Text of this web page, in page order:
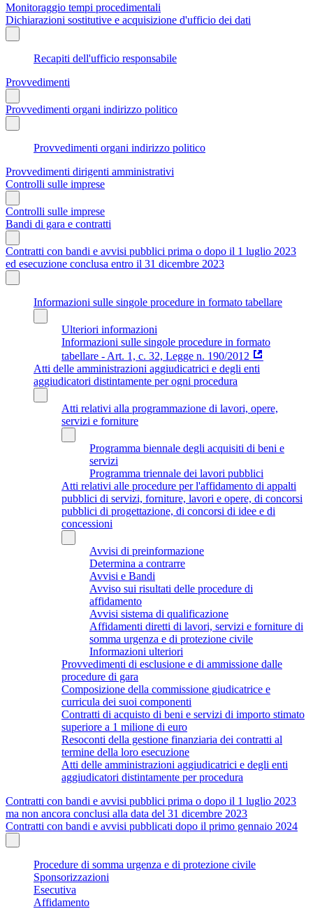
Monitoraggio tempi procedimentali
Dichiarazioni sostitutive e acquisizione d'ufficio dei dati
Recapiti dell'ufficio responsabile
Provvedimenti
Provvedimenti organi indirizzo politico
Provvedimenti organi indirizzo politico
Provvedimenti dirigenti amministrativi
Controlli sulle imprese
Controlli sulle imprese
Bandi di gara e contratti
Contratti con bandi e avvisi pubblici prima o dopo il 1 luglio 2023
ed esecuzione conclusa entro il 31 dicembre 2023
Informazioni sulle singole procedure in formato tabellare
Ulteriori informazioni
Informazioni sulle singole procedure in formato
tabellare - Art. 1, c. 32, Legge n. 190/2012
Atti delle amministrazioni aggiudicatrici e degli enti
aggiudicatori distintamente per ogni procedura
Atti relativi alla programmazione di lavori, opere,
servizi e forniture
Programma biennale degli acquisiti di beni e
servizi
Programma triennale dei lavori pubblici
Atti relativi alle procedure per l'affidamento di appalti
pubblici di servizi, forniture, lavori e opere, di concorsi
pubblici di progettazione, di concorsi di idee e di
concessioni
Avvisi di preinformazione
Determina a contrarre
Avvisi e Bandi
Avviso sui risultati delle procedure di
affidamento
Avvisi sistema di qualificazione
Affidamenti diretti di lavori, servizi e forniture di
somma urgenza e di protezione civile
Informazioni ulteriori
Provvedimenti di esclusione e di ammissione dalle
procedure di gara
Composizione della commissione giudicatrice e
curricula dei suoi componenti
Contratti di acquisto di beni e servizi di importo stimato
superiore a 1 milione di euro
Resoconti della gestione finanziaria dei contratti al
termine della loro esecuzione
Atti delle amministrazioni aggiudicatrici e degli enti
aggiudicatori distintamente per procedura
Contratti con bandi e avvisi pubblici prima o dopo il 1 luglio 2023
ma non ancora conclusi alla data del 31 dicembre 2023
Contratti con bandi e avvisi pubblicati dopo il primo gennaio 2024
Procedure di somma urgenza e di protezione civile
Sponsorizzazioni
Esecutiva
Affidamento